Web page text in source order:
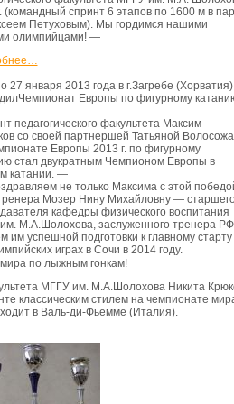
(командный спринт 6 этапов по 1600 м в
Петуховым). Мы гордимся нашими
олимпийцами! —
27 января 2013 года в г.Загребе (Хорватия)
Европы по фигурному
педагогического факультета Максим
со своей партнершей Татьяной
Европы 2013 г. по фигурному
стал двукратным Чемпионом Европы в
катании. —
не только Максима с этой
Мозер Нину Михайловну —
кафедры физического воспитания
М.А.Шолохова, заслуженного тренера
им успешной подготовки к главному старту
играх в Сочи в 2014 году.
по лыжным гонкам!
МГГУ им. М.А.Шолохова Никита
классическим стилем на чемпионате
в Валь-ди-Фьемме (Италия).